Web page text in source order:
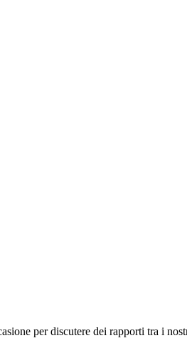
per discutere dei rapporti tra i